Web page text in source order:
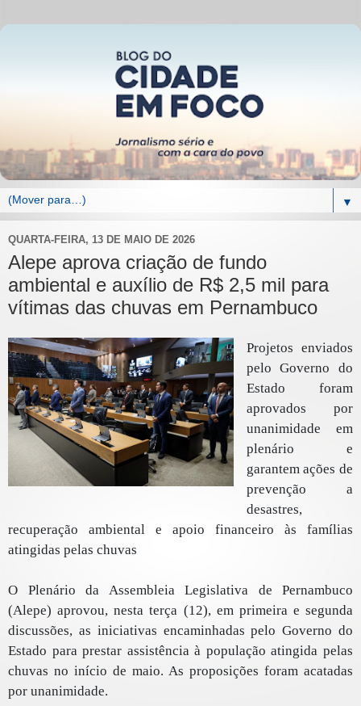
▼
QUARTA-FEIRA, 13 DE MAIO DE 2026
Alepe aprova criação de fundo
ambiental e auxílio de R$ 2,5 mil para
vítimas das chuvas em Pernambuco
Projetos enviados
pelo Governo do
Estado foram
aprovados por
unanimidade em
plenário e
garantem ações de
prevenção a
desastres,
recuperação ambiental e apoio financeiro às famílias
atingidas pelas chuvas
O Plenário da Assembleia Legislativa de Pernambuco
(Alepe) aprovou, nesta terça (12), em primeira e segunda
discussões, as iniciativas encaminhadas pelo Governo do
Estado para prestar assistência à população atingida pelas
chuvas no início de maio. As proposições foram acatadas
por unanimidade.